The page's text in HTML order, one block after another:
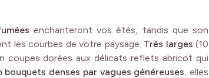
enchanteront vos étés, tandis que son
les courbes de votre paysage. Très larges (10
coupes dorées aux délicats reflets abricot qui
bouquets denses par vagues généreuses, elles